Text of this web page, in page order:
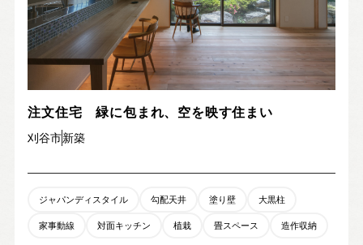
注文住宅 緑に包まれ、空を映す住まい
刈谷市新築
ジャパンディスタイル 勾配天井 塗り壁 大黒柱
家事動線 対面キッチン 植栽 畳スペース 造作収納